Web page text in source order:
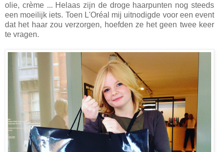
olie, crème ... Helaas zijn de droge haarpunten nog steeds
een moeilijk iets. Toen L'Oréal mij uitnodigde voor een event
dat het haar zou verzorgen, hoefden ze het geen twee keer
te vragen.